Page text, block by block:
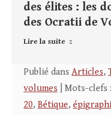
des élites : les
des Ocratii de
Lire la suite
Publié dans Articles,
volumes | Mots-clefs :
20, Bétique,